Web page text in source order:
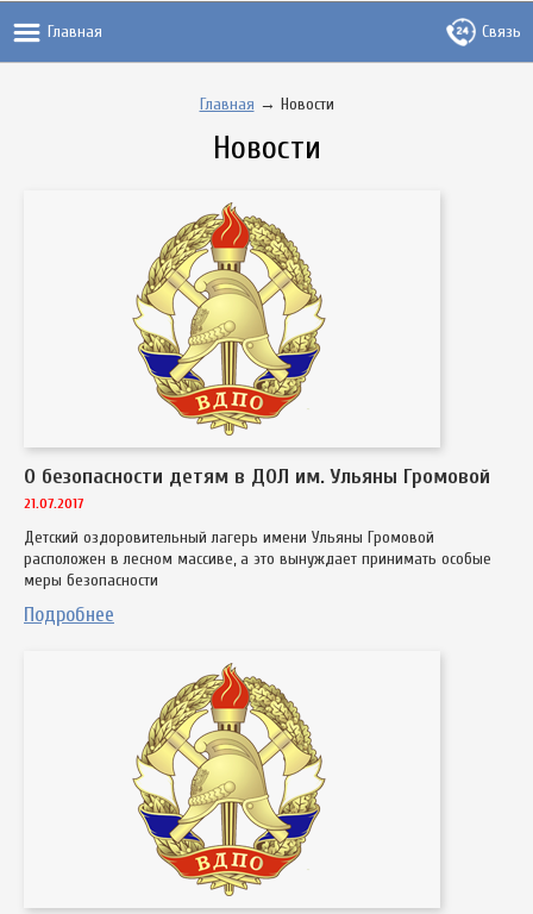
Главная Связь
Главная → Новости
Новости
О безопасности детям в ДОЛ им. Ульяны Громовой
21.07.2017
Детский оздоровительный лагерь имени Ульяны Громовой
расположен в лесном массиве, а это вынуждает принимать особые
меры безопасности
Подробнее